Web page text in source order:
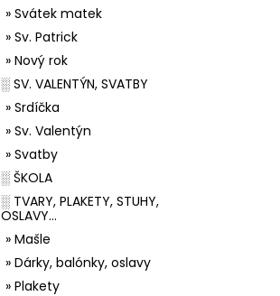
» Svátek matek
» Sv. Patrick
» Nový rok
░ SV. VALENTÝN, SVATBY
» Srdíčka
» Sv. Valentýn
» Svatby
░ ŠKOLA
░ TVARY, PLAKETY, STUHY,
OSLAVY...
» Mašle
» Dárky, balónky, oslavy
» Plakety